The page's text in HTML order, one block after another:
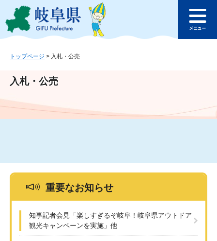
ジ
ュ
文
このページの本文へ
ュ
トップページ > 入札・公売
入札・公売
重要なお知らせ
知事記者会見「楽しすぎるぞ岐阜！岐阜県アウトドア
観光キャンペーンを実施」他